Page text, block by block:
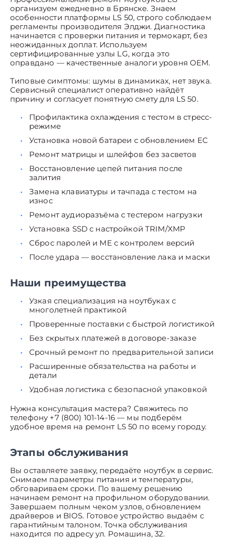
организуем ежедневно в Брянске. Знаем
особенности платформы LS 50, строго соблюдаем
регламенты производителя Элджи. Диагностика
начинается с проверки питания и термокарт, без
неожиданных доплат. Используем
сертифицированные узлы LG, когда это
оправдано — качественные аналоги уровня OEM.
Типовые симптомы: шумы в динамиках, нет звука.
Сервисный специалист оперативно найдёт
причину и согласует понятную смету для LS 50.
Профилактика охлаждения с тестом в стресс-
режиме
Установка новой батареи с обновлением EC
Ремонт матрицы и шлейфов без засветов
Восстановление цепей питания после
залития
Замена клавиатуры и тачпада с тестом на
износ
Ремонт аудиоразъёма с тестером нагрузки
Установка SSD с настройкой TRIM/XMP
Сброс паролей и ME с контролем версий
После удара — восстановление лака и маски
Наши преимущества
Узкая специализация на ноутбуках с
многолетней практикой
Проверенные поставки с быстрой логистикой
Без скрытых платежей в договоре-заказе
Срочный ремонт по предварительной записи
Расширенные обязательства на работы и
детали
Удобная логистика с безопасной упаковкой
Нужна консультация мастера? Свяжитесь по
телефону +7 (800) 101-14-16 — мы подберём
удобное время на ремонт LS 50 по всему городу.
Этапы обслуживания
Вы оставляете заявку, передаёте ноутбук в сервис.
Снимаем параметры питания и температуры,
обговариваем сроки. По вашему решению
начинаем ремонт на профильном оборудовании.
Завершаем полным чеком узлов, обновлением
драйверов и BIOS. Готовое устройство выдаём с
гарантийным талоном. Точка обслуживания
находится по адресу ул. Ромашина, 32.